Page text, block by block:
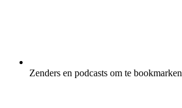
Zenders en podcasts om te bookmarken